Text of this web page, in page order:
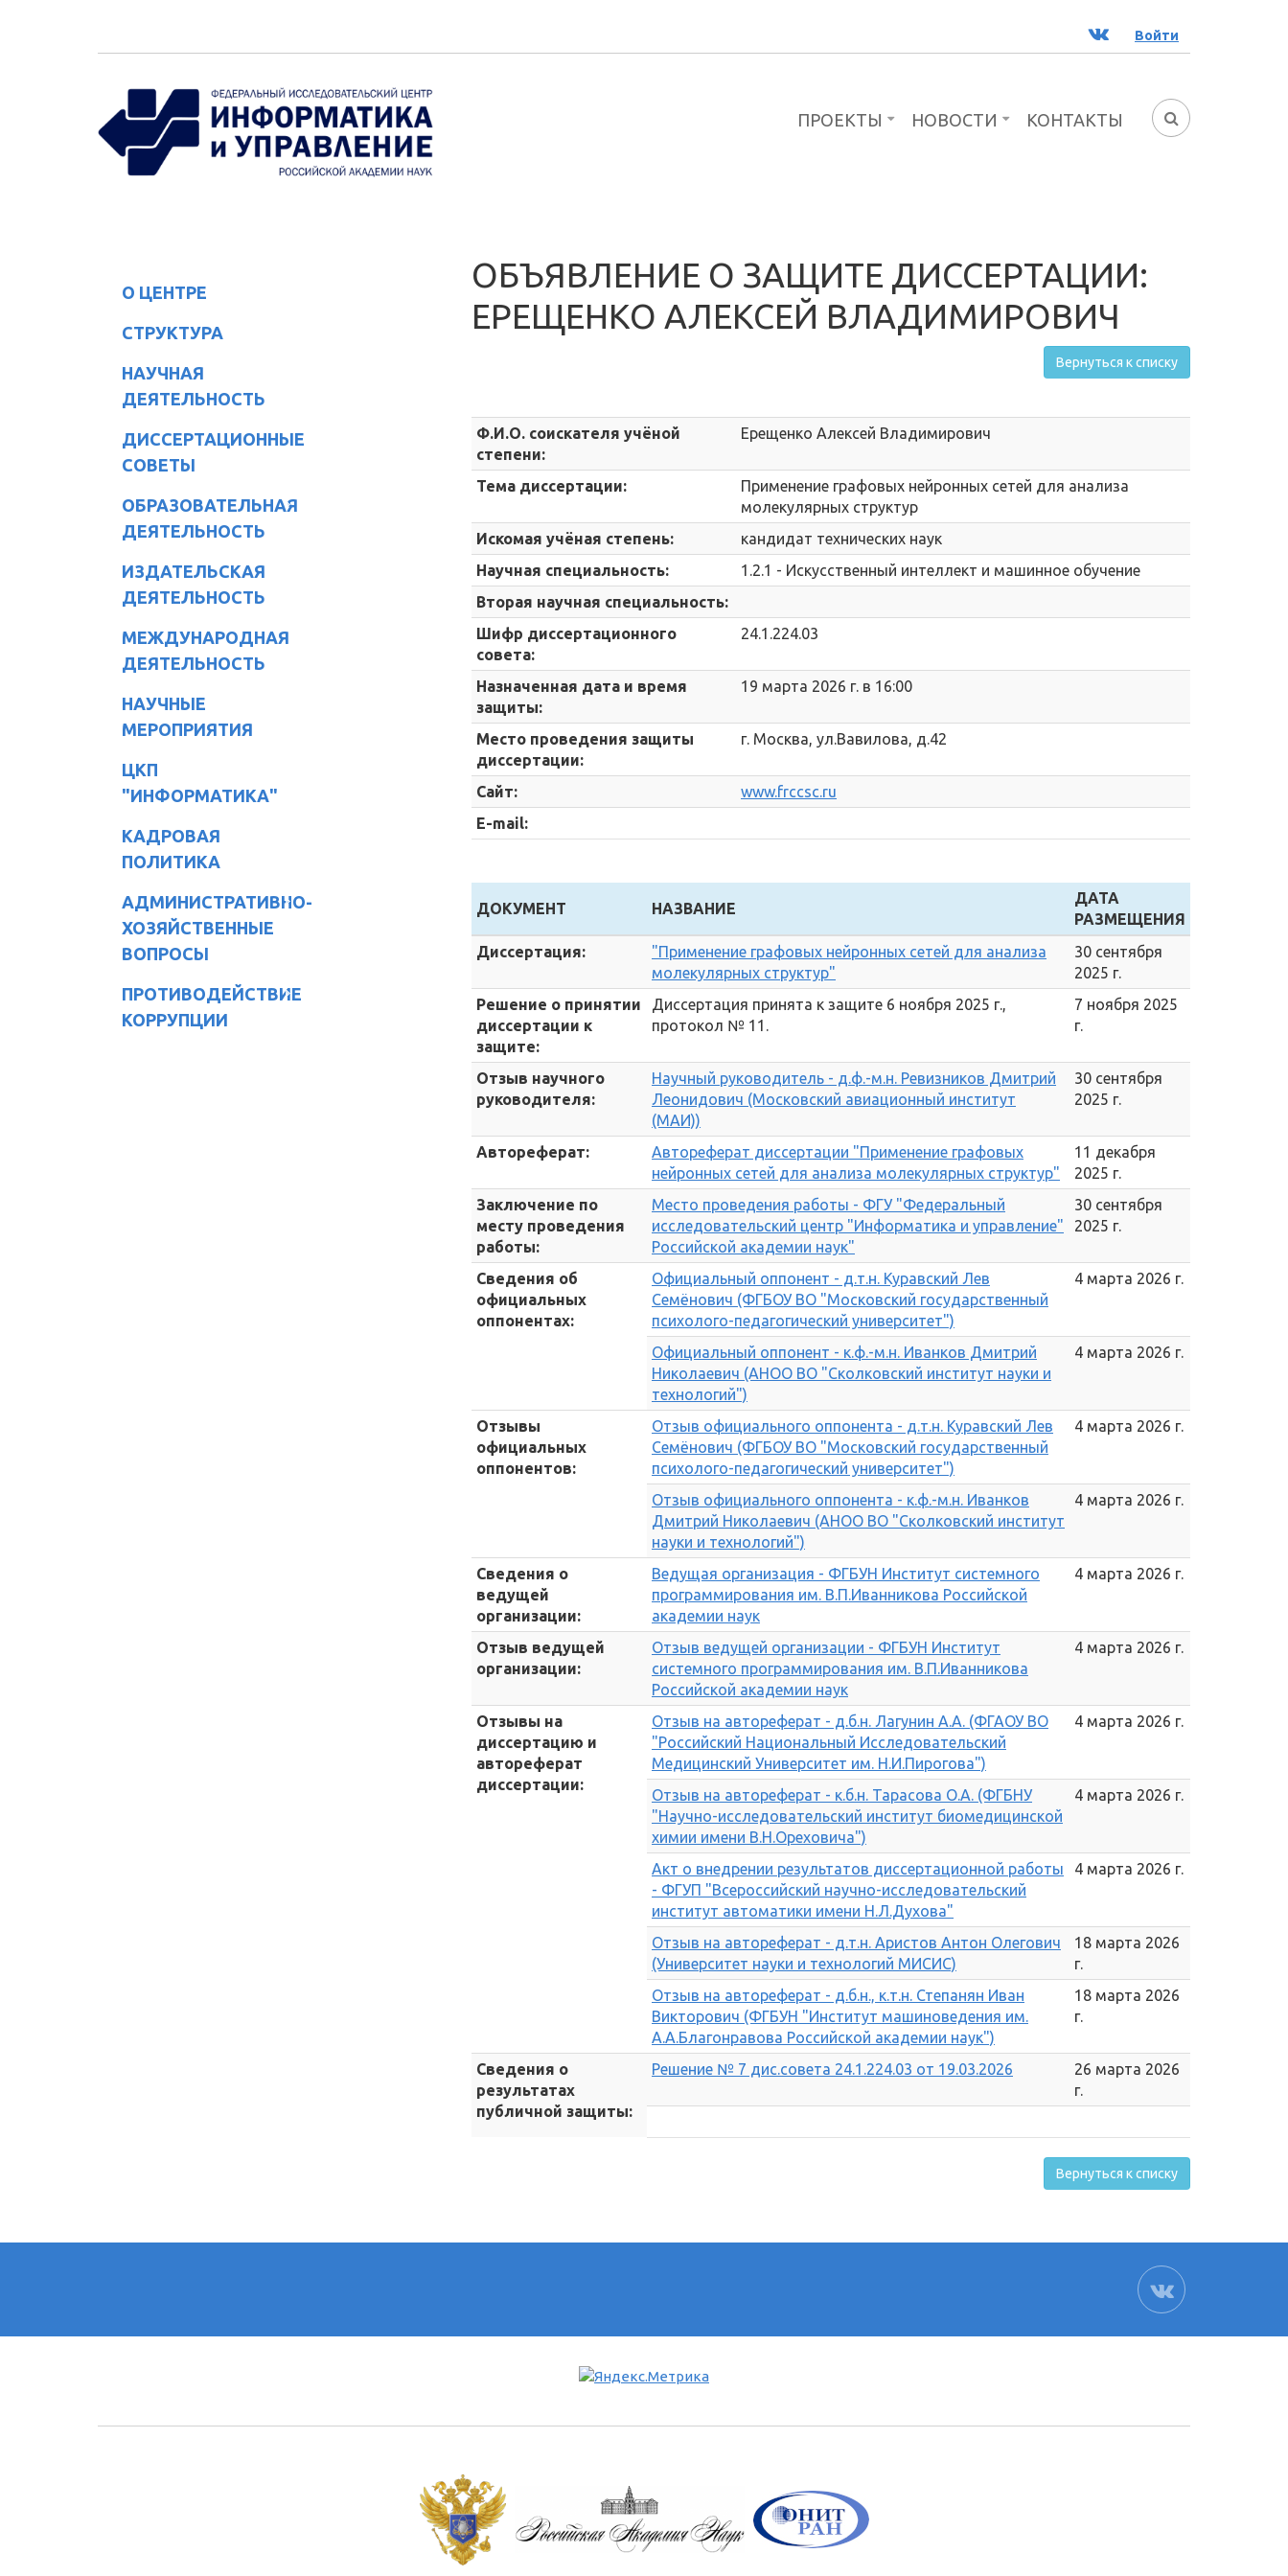
ВК Войти
ФОРМА
ПРОЕКТЫ НОВОСТИ КОНТАКТЫ
О ЦЕНТРЕ
СТРУКТУРА
НАУЧНАЯ
ДЕЯТЕЛЬНОСТЬ
ДИССЕРТАЦИОННЫЕ
СОВЕТЫ
ОБРАЗОВАТЕЛЬНАЯ
ДЕЯТЕЛЬНОСТЬ
ИЗДАТЕЛЬСКАЯ
ДЕЯТЕЛЬНОСТЬ
МЕЖДУНАРОДНАЯ
ДЕЯТЕЛЬНОСТЬ
НАУЧНЫЕ
МЕРОПРИЯТИЯ
ЦКП
"ИНФОРМАТИКА"
КАДРОВАЯ
ПОЛИТИКА
АДМИНИСТРАТИВНО-
ХОЗЯЙСТВЕННЫЕ
ВОПРОСЫ
ПРОТИВОДЕЙСТВИЕ
КОРРУПЦИИ
ОБЪЯВЛЕНИЕ О ЗАЩИТЕ ДИССЕРТАЦИИ:
ЕРЕЩЕНКО АЛЕКСЕЙ ВЛАДИМИРОВИЧ
Вернуться к списку
Ф.И.О. соискателя учёной
степени:
Ерещенко Алексей Владимирович
Тема диссертации:
Применение графовых нейронных сетей для анализа
молекулярных структур
Искомая учёная степень:
кандидат технических наук
Научная специальность:
1.2.1 - Искусственный интеллект и машинное обучение
Вторая научная специальность:
Шифр диссертационного
совета:
24.1.224.03
Назначенная дата и время
защиты:
19 марта 2026 г. в 16:00
Место проведения защиты
диссертации:
г. Москва, ул.Вавилова, д.42
Сайт:
www.frccsc.ru
E-mail:
ДОКУМЕНТ НАЗВАНИЕ
ДАТА
РАЗМЕЩЕНИЯ
Диссертация:
"Применение графовых нейронных сетей для анализа
молекулярных структур"
30 сентября
2025 г.
Решение о принятии
диссертации к
защите:
Диссертация принята к защите 6 ноября 2025 г.,
протокол № 11.
7 ноября 2025
г.
Отзыв научного
руководителя:
Научный руководитель - д.ф.-м.н. Ревизников Дмитрий
Леонидович (Московский авиационный институт
(МАИ))
30 сентября
2025 г.
Автореферат:
Автореферат диссертации "Применение графовых
нейронных сетей для анализа молекулярных структур"
11 декабря
2025 г.
Заключение по
месту проведения
работы:
Место проведения работы - ФГУ "Федеральный
исследовательский центр "Информатика и управление"
Российской академии наук"
30 сентября
2025 г.
Сведения об
официальных
оппонентах:
Официальный оппонент - д.т.н. Куравский Лев
Семёнович (ФГБОУ ВО "Московский государственный
психолого-педагогический университет")
4 марта 2026 г.
Официальный оппонент - к.ф.-м.н. Иванков Дмитрий
Николаевич (АНОО ВО "Сколковский институт науки и
технологий")
4 марта 2026 г.
Отзывы
официальных
оппонентов:
Отзыв официального оппонента - д.т.н. Куравский Лев
Семёнович (ФГБОУ ВО "Московский государственный
психолого-педагогический университет")
4 марта 2026 г.
Отзыв официального оппонента - к.ф.-м.н. Иванков
Дмитрий Николаевич (АНОО ВО "Сколковский институт
науки и технологий")
4 марта 2026 г.
Сведения о
ведущей
организации:
Ведущая организация - ФГБУН Институт системного
программирования им. В.П.Иванникова Российской
академии наук
4 марта 2026 г.
Отзыв ведущей
организации:
Отзыв ведущей организации - ФГБУН Институт
системного программирования им. В.П.Иванникова
Российской академии наук
4 марта 2026 г.
Отзывы на
диссертацию и
автореферат
диссертации:
Отзыв на автореферат - д.б.н. Лагунин А.А. (ФГАОУ ВО
"Российский Национальный Исследовательский
Медицинский Университет им. Н.И.Пирогова")
4 марта 2026 г.
Отзыв на автореферат - к.б.н. Тарасова О.А. (ФГБНУ
"Научно-исследовательский институт биомедицинской
химии имени В.Н.Ореховича")
4 марта 2026 г.
Акт о внедрении результатов диссертационной работы
- ФГУП "Всероссийский научно-исследовательский
институт автоматики имени Н.Л.Духова"
4 марта 2026 г.
Отзыв на автореферат - д.т.н. Аристов Антон Олегович
(Университет науки и технологий МИСИС)
18 марта 2026
г.
Отзыв на автореферат - д.б.н., к.т.н. Степанян Иван
Викторович (ФГБУН "Институт машиноведения им.
А.А.Благонравова Российской академии наук")
18 марта 2026
г.
Сведения о
результатах
публичной защиты:
Решение № 7 дис.совета 24.1.224.03 от 19.03.2026
26 марта 2026
г.
Вернуться к списку
ВК